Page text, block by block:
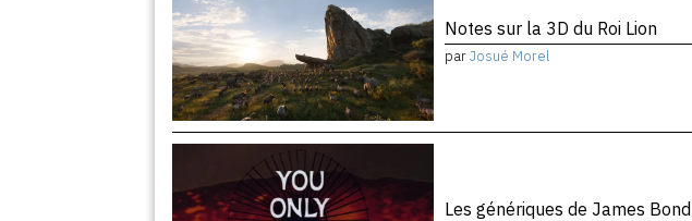
Notes sur la 3D du Roi Lion
parJosué Morel
Les génériques de James Bond